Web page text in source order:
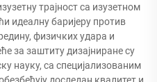
трајност са изузетном
идеалну баријеру против
физичких удара и
за заштиту дизајниране су
науку, са специјализованим